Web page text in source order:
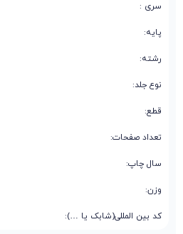
سری :
پایه:
رشته:
نوع جلد:
قطع:
تعداد صفحات:
سال چاپ:
وزن:
کد بین المللی(شابک یا …):